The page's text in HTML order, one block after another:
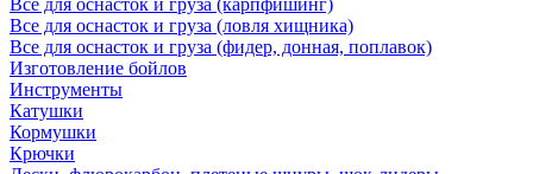
Все для оснасток и груза (карпфишинг)
Все для оснасток и груза (ловля хищника)
Все для оснасток и груза (фидер, донная, поплавок)
Изготовление бойлов
Инструменты
Катушки
Кормушки
Крючки